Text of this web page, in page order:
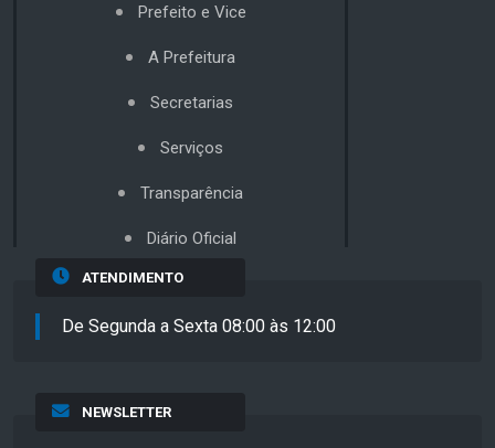
Prefeito e Vice
A Prefeitura
Secretarias
Serviços
Transparência
Diário Oficial
ATENDIMENTO
De Segunda a Sexta 08:00 às 12:00
NEWSLETTER